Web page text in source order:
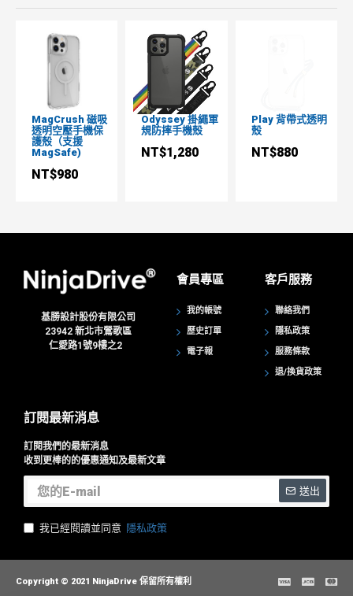
MagCrush 磁吸
透明空壓手機保
護殼（支援
MagSafe)
NT$980
Odyssey 掛繩軍
規防摔手機殼
NT$1,280
Play 背帶式透明
殼
NT$880
基勝設計股份有限公司
23942 新北市鶯歌區
仁愛路1號9樓之2
會員專區
我的帳號
歷史訂單
電子報
客戶服務
聯絡我們
隱私政策
服務條款
退/換貨政策
訂閱最新消息
訂閱我們的最新消息
收到更棒的的優惠通知及最新文章
送出
我已經閱讀並同意 隱私政策
Copyright © 2021 NinjaDrive 保留所有權利